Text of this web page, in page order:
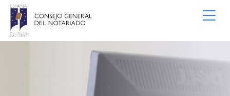
Saltar al contenido principal